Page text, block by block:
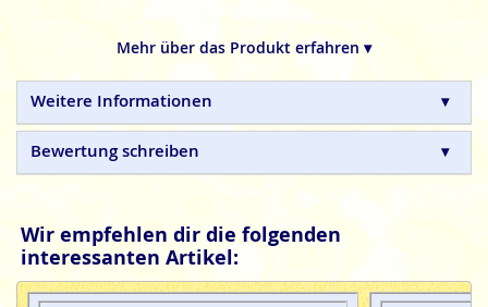
Düfte, die strengen Qualitätsanforderungen entsprechen.
Hinweis: In der Packung befindet sich ein Einsatz für ein genaueres
Dosieren des kostbaren Duftöls. Schraube den Deckel ab, entferne die
Auslaufsicherung und drücke das Teil (Dosierhilfe/Kindersicherung) mit
der Spitze fest nach unten ins Fläschchen und schon kann es
losduften.
Mehr über das Produkt erfahren ▾
Weitere Informationen
Bewertung schreiben
Wir empfehlen dir die folgenden
interessanten Artikel: